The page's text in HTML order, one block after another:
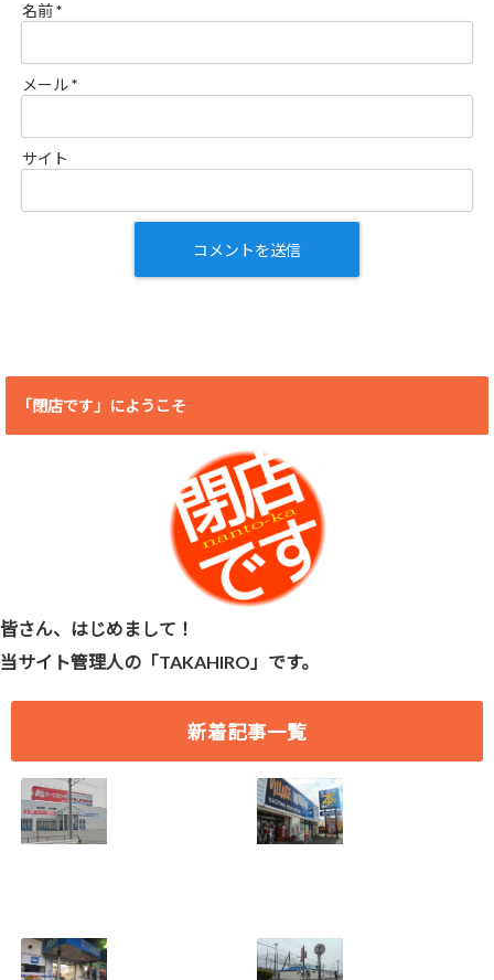
名前*
メール*
サイト
「閉店です」にようこそ
皆さん、はじめまして！
当サイト管理人の「TAKAHIRO」です。
新着記事一覧
2018年7月29日
(日)をもって閉店
ード刈谷店 2018年
9月17日(月)をもっ